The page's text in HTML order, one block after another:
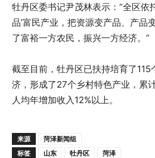
牡丹区委书记尹茂林表示：“全区依
品’富民产业，把资源变产品、产品
了富裕一方农民，振兴一方经济。”
截至目前，牡丹区已扶持培育了115
济，形成了27个乡村特色产业，累
人均年增加收入12%以上。
来源
菏泽新闻组
标签
山东 牡丹区 菏泽